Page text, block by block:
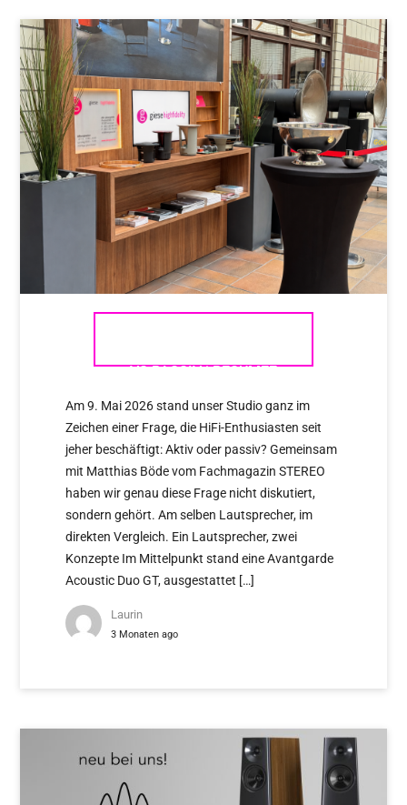
VS PASSIV | RESÜMEE
Am 9. Mai 2026 stand unser Studio ganz im
Zeichen einer Frage, die HiFi-Enthusiasten seit
jeher beschäftigt: Aktiv oder passiv? Gemeinsam
mit Matthias Böde vom Fachmagazin STEREO
haben wir genau diese Frage nicht diskutiert,
sondern gehört. Am selben Lautsprecher, im
direkten Vergleich. Ein Lautsprecher, zwei
Konzepte Im Mittelpunkt stand eine Avantgarde
Acoustic Duo GT, ausgestattet […]
Laurin
3 Monaten ago